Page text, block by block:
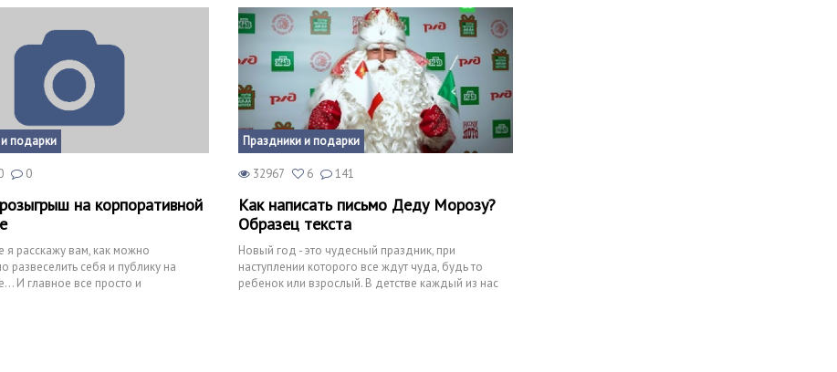
подарки
0
на корпоративной
я расскажу вам, как можно
развеселить себя и публику на
И главное все просто и
Праздники и подарки
32967 6 141
Как написать письмо Деду Морозу?
Образец текста
Новый год - это чудесный праздник, при
наступлении которого все ждут чуда, будь то
ребенок или взрослый. В детстве каждый из нас